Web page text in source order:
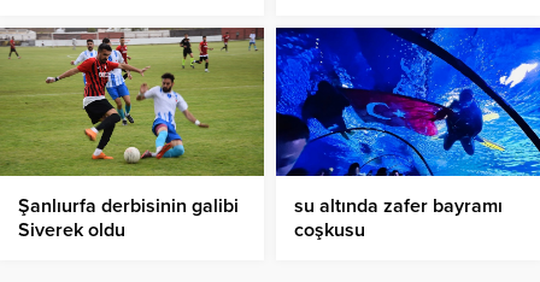
Şanlıurfa derbisinin galibi
Siverek oldu
su altında zafer bayramı
coşkusu